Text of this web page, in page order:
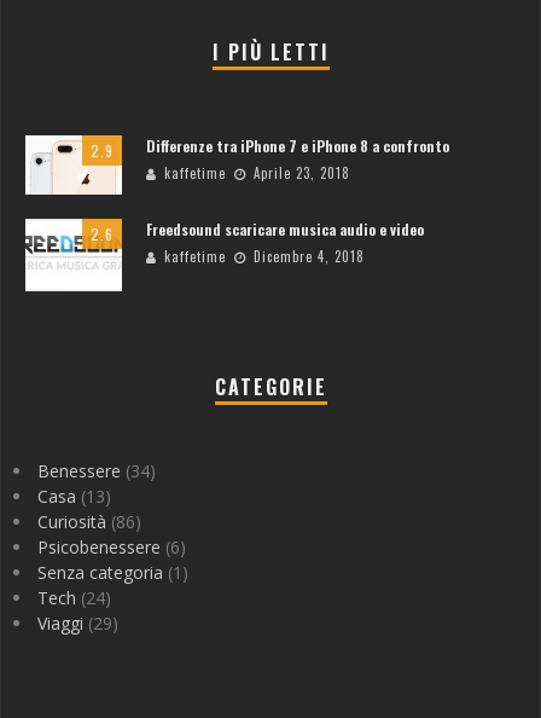
I PIÙ LETTI
2.9 Differenze tra iPhone 7 e iPhone 8 a confronto
kaffetime Aprile 23, 2018
2.6 Freedsound scaricare musica audio e video
kaffetime Dicembre 4, 2018
CATEGORIE
Benessere (34)
Casa (13)
Curiosità (86)
Psicobenessere (6)
Senza categoria (1)
Tech (24)
Viaggi (29)